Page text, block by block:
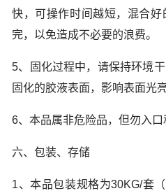
快，可操作时间越短，混合
完，以免造成不必要的浪费。
5、固化过程中，请保持环境
固化的胶液表面，影响表面光亮
6、本品属非危险品，但勿入口
六、包装、存储
1、本品包装规格为30KG/套